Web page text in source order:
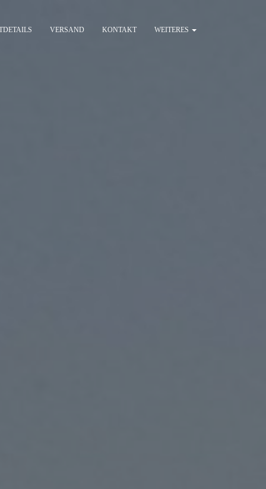
VERSAND KONTAKT WEITERES